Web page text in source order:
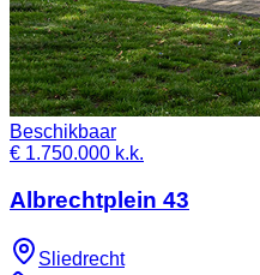
Beschikbaar
€ 1.750.000 k.k.
Albrechtplein 43
Sliedrecht